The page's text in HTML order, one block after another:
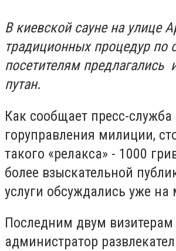
В киевской сауне на улице
традиционных процедур по
посетителям предлагались
путан.
Как сообщает пресс-служба
горуправления милиции,
такого «релакса» - 1000
более взыскательной
услуги обсуждались уже на
Последним двум визитерам
администратор